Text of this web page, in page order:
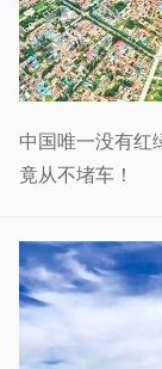
中国唯一没有红
竟从不堵车！